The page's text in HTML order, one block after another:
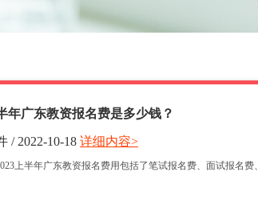
年广东教资报名费是多少钱？
/ 2022-10-18
上半年广东教资报名费用包括了笔试报名费、面试报名
详细内容>